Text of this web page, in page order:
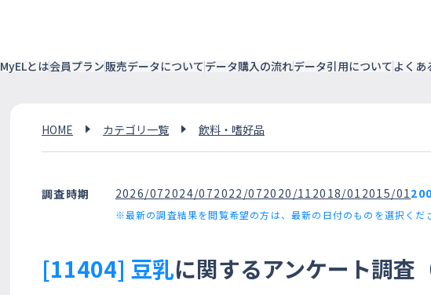
MyELとは会員プラン販売データについてデータ購入の流れデータ引用についてよくあ
HOME カテゴリ一覧 飲料・嗜好品
調査時期 2026/072024/072022/072020/11 2018/01 2015/01
※最新の調査結果を閲覧希望の方は、最新の日付のものを選択くだ
[11404] 豆乳に関するアンケート調査